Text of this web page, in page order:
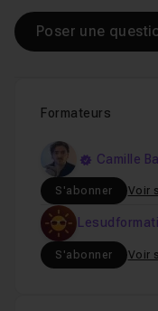
Formateurs
Camille
S'abonner Voir
S'abonner Voir
Poser une